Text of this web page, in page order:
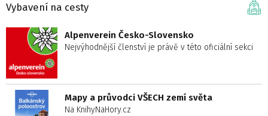
Vybavení na cesty
Alpenverein Česko-Slovensko
Nejvýhodnější členství je právě v této oficiální sekci
Mapy a průvodci VŠECH zemí světa
Na KnihyNaHory.cz